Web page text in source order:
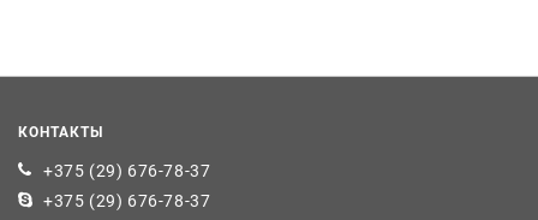
КОНТАКТЫ
+375 (29) 676-78-37
+375 (29) 676-78-37